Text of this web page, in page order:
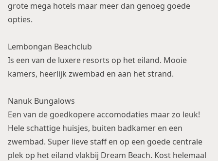
grote mega hotels maar meer dan genoeg goede
opties.
Lembongan Beachclub
Is een van de luxere resorts op het eiland. Mooie
kamers, heerlijk zwembad en aan het strand.
Nanuk Bungalows
Een van de goedkopere accomodaties maar zo leuk!
Hele schattige huisjes, buiten badkamer en een
zwembad. Super lieve staff en op een goede centrale
plek op het eiland vlakbij Dream Beach. Kost helemaal